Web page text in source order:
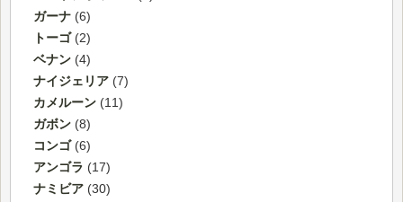
ガーナ (6)
トーゴ(2)
ベナン (4)
ナイジェリア (7)
カメルーン (11)
ガボン (8)
コンゴ(6)
アンゴラ (17)
ナミビア (30)